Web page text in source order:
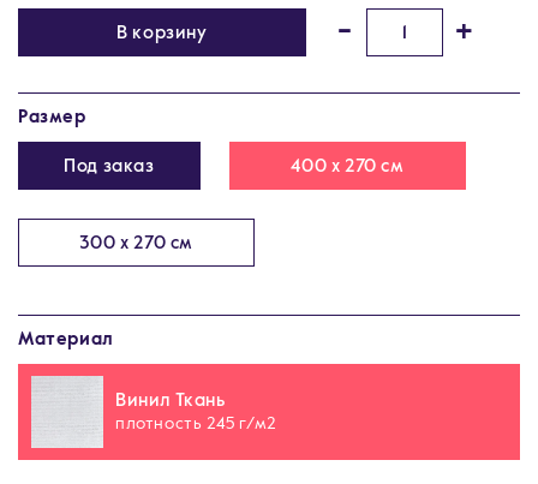
В корзину - +
Размер
Под заказ 400 х 270 см
300 х 270 см
Материал
Винил Ткань
плотность 245 г/м2